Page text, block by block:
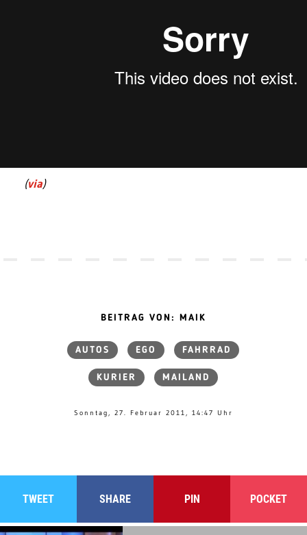
(via)
BEITRAG VON: MAIK
AUTOS EGO FAHRRAD
KURIER MAILAND
Sonntag, 27. Februar 2011, 14:47 Uhr
TWEET SHARE PIN POCKET